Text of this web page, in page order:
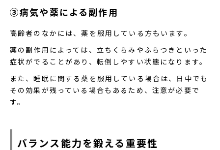
③病気や薬による副作用
高齢者のなかには、薬を服用している方もいます。
薬の副作用によっては、立ちくらみやふらつきといった
症状がでることがあり、転倒しやすい状態になります。
また、睡眠に関する薬を服用している場合は、日中でも
その効果が残っている場合もあるため、注意が必要で
す。
バランス能力を鍛える重要性